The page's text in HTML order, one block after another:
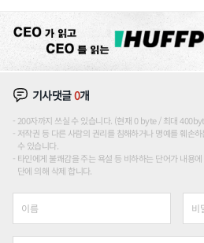
기사댓글0개
200자까지 쓰실 수 있습니다. (현재 0 byte / 최대
저작권 등 다른 사람의 권리를 침해하거나 명예를 훼손
수 있습니다.
타인에게 불쾌감을 주는 욕설 등 비하하는 단어가 내용
단에 의해 삭제 합니다.